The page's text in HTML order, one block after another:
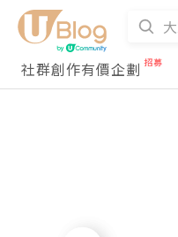
社群創作有價企劃